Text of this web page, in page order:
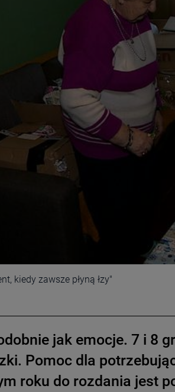
kiedy zawsze płyną łzy"
jak emocje. 7 i 8
Pomoc dla
roku do rozdania jest